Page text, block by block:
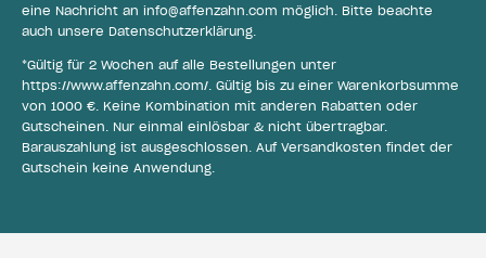
eine Nachricht an info@affenzahn.com möglich. Bitte beachte
auch unsere Datenschutzerklärung.
*Gültig für 2 Wochen auf alle Bestellungen unter
https://www.affenzahn.com/. Gültig bis zu einer Warenkorbsumme
von 1000 €. Keine Kombination mit anderen Rabatten oder
Gutscheinen. Nur einmal einlösbar & nicht übertragbar.
Barauszahlung ist ausgeschlossen. Auf Versandkosten findet der
Gutschein keine Anwendung.